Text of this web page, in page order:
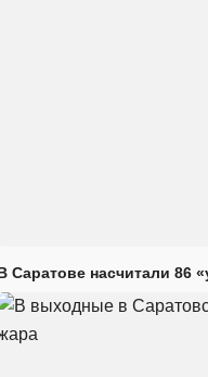
Саратове насчитали 86